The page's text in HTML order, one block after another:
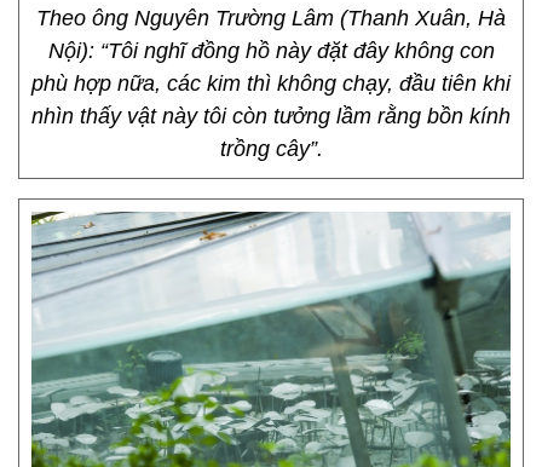
Theo ông Nguyên Trường Lâm (Thanh Xuân, Hà
Nội): “Tôi nghĩ đồng hồ này đặt đây không con
phù hợp nữa, các kim thì không chạy, đầu tiên khi
nhìn thấy vật này tôi còn tưởng lầm rằng bồn kính
trồng cây”.